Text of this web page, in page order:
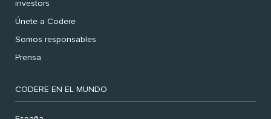
investors
Únete a Codere
Somos responsables
Prensa
CODERE EN EL MUNDO